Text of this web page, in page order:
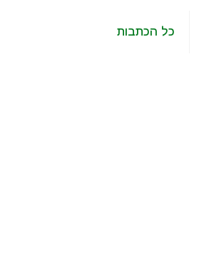
כל הכתבות